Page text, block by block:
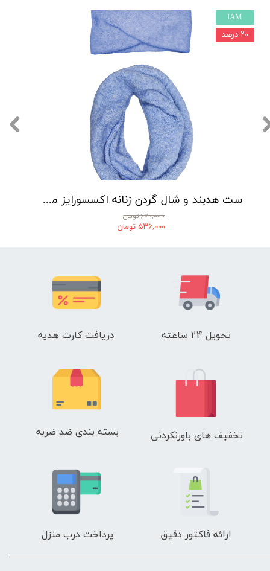
ست هدبند و شال گردن زنانه اکسسورایز مدل P00262
۶۷۰,۰۰۰ تومان
۵۳۶,۰۰۰ تومان
IAM
۲۰ درصد
تحویل 24 ساعته دریافت کارت هدیه
تخفیف های باورنکردنی بسته بندی ضد ضربه
ارائه فاکتور دقیق پرداخت درب منزل